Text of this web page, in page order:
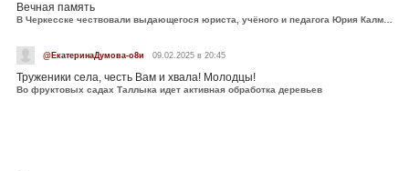
Вечная память
В Черкесске чествовали выдающегося юриста, учёного и педагога Юрия Калмыкова
@ЕкатеринаДумова-о8и 09.02.2025 в 20:45
Труженики села, честь Вам и хвала! Молодцы!
Во фруктовых садах Таллыка идет активная обработка деревьев